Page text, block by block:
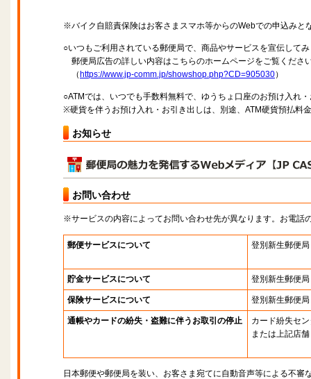
※バイク自賠責保険はお客さまスマホ等からのWebでの申込みと
○いつもご利用されている郵便局で、商品やサービスを宣伝して
郵便局広告の詳しい内容はこちらのホームページをご覧くださ
（ https://www.jp-comm.jp/showshop.php?CD=905030）
○ATMでは、いつでも手数料無料で、ゆうちょ口座のお預け入れ
※硬貨を伴うお預け入れ・お引き出しは、別途、ATM硬貨預払料
お知らせ
お問い合わせ
※サービスの内容によってお問い合わせ先が異なります。お電話
郵便サービスについて 登別新生郵便局
貯金サービスについて 登別新生郵便局
保険サービスについて 登別新生郵便局
通帳やカードの紛失・盗難に伴うお取引の停止
カード紛失セ
または上記店舗
日本郵便や郵便局を装い、お客さま宛てに自動音声等による不審